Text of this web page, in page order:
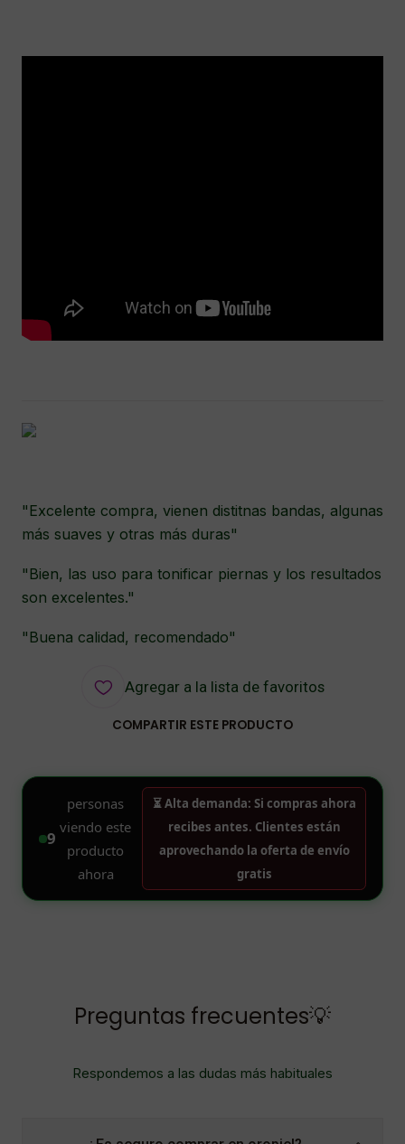
"Excelente compra, vienen distitnas bandas, algunas
más suaves y otras más duras"
"Bien, las uso para tonificar piernas y los resultados
son excelentes."
"Buena calidad, recomendado"
Agregar a la lista de favoritos
COMPARTIR ESTE PRODUCTO
Preguntas frecuentes💡
Respondemos a las dudas más habituales